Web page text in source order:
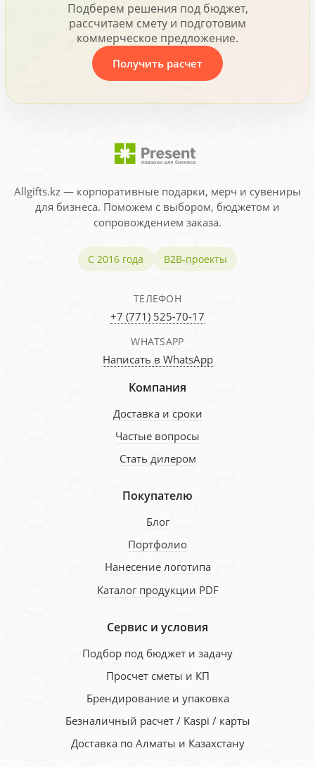
Подберем решения под бюджет,
рассчитаем смету и подготовим
коммерческое предложение.
Получить расчет
Allgifts.kz — корпоративные подарки, мерч и сувениры
для бизнеса. Поможем с выбором, бюджетом и
сопровождением заказа.
С 2016 года B2B-проекты
ТЕЛЕФОН
+7 (771) 525-70-17
WHATSAPP
Написать в WhatsApp
Компания
Доставка и сроки
Частые вопросы
Стать дилером
Покупателю
Блог
Портфолио
Нанесение логотипа
Каталог продукции PDF
Сервис и условия
Подбор под бюджет и задачу
Просчет сметы и КП
Брендирование и упаковка
Безналичный расчет / Kaspi / карты
Доставка по Алматы и Казахстану